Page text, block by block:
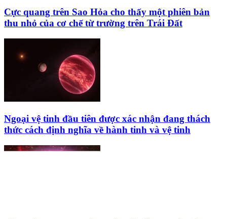
Cực quang trên Sao Hỏa cho thấy một phiên bản
thu nhỏ của cơ chế từ trường trên Trái Đất
Ngoại vệ tinh đầu tiên được xác nhận đang thách
thức cách định nghĩa về hành tinh và vệ tinh